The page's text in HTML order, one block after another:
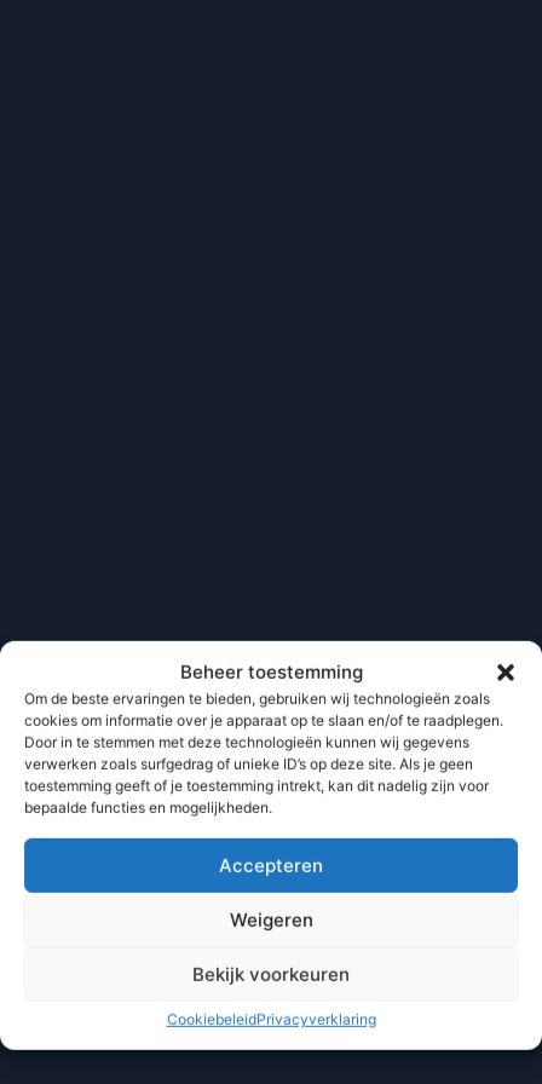
Beheer toestemming
Om de beste ervaringen te bieden, gebruiken wij technologieën zoals
cookies om informatie over je apparaat op te slaan en/of te raadplegen.
Door in te stemmen met deze technologieën kunnen wij gegevens
verwerken zoals surfgedrag of unieke ID’s op deze site. Als je geen
toestemming geeft of je toestemming intrekt, kan dit nadelig zijn voor
bepaalde functies en mogelijkheden.
Accepteren
Weigeren
Bekijk voorkeuren
CookiebeleidPrivacyverklaring